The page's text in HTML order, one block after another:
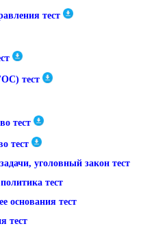
тест
тест
тест
тест
уголовный закон тест
тест
основания тест
тест